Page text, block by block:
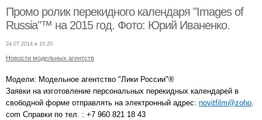
Промо ролик перекидного календаря "Images of
Russia"™ на 2015 год. Фото: Юрий Иваненко.
24.07.2014 в 10:20
Новости модельных агентств
Модели: Модельное агентство "Лики России"®
Заявки на изготовление персональных перекидных календарей в
свободной форме отправлять на электронный адрес: novitfilm@zoho
com Справки по тел. : +7 960 821 18 43